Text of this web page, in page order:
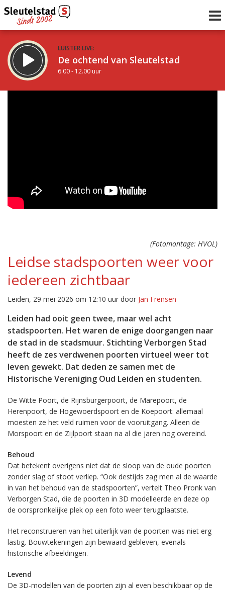
LUISTER LIVE:
De ochtend van Sleutelstad
6.00 - 12.00 uur
(Fotomontage: HVOL)
Leidse stadspoorten weer voor
iedereen zichtbaar
Leiden, 29 mei 2026 om 12:10 uur door Jan Frensen
Leiden had ooit geen twee, maar wel acht
stadspoorten. Het waren de enige doorgangen naar
de stad in de stadsmuur. Stichting Verborgen Stad
heeft de zes verdwenen poorten virtueel weer tot
leven gewekt. Dat deden ze samen met de
Historische Vereniging Oud Leiden en studenten.
De Witte Poort, de Rijnsburgerpoort, de Marepoort, de
Herenpoort, de Hogewoerdspoort en de Koepoort: allemaal
moesten ze het veld ruimen voor de vooruitgang. Alleen de
Morspoort en de Zijlpoort staan na al die jaren nog overeind.
Behoud
Dat betekent overigens niet dat de sloop van de oude poorten
zonder slag of stoot verliep. “Ook destijds zag men al de waarde
in van het behoud van de stadspoorten”, vertelt Theo Pronk van
Verborgen Stad, die de poorten in 3D modelleerde en deze op
de oorspronkelijke plek op een foto weer terugplaatste.
Het reconstrueren van het uiterlijk van de poorten was niet erg
lastig. Bouwtekeningen zijn bewaard gebleven, evenals
historische afbeeldingen.
Levend
De 3D-modellen van de poorten zijn al even beschikbaar op de